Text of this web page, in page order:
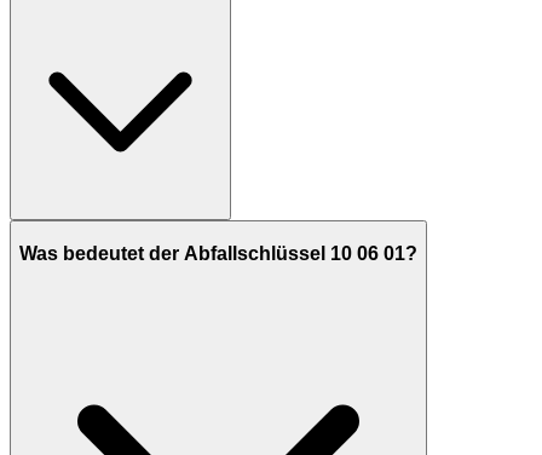
Was bedeutet der Abfallschlüssel 10 06 01?